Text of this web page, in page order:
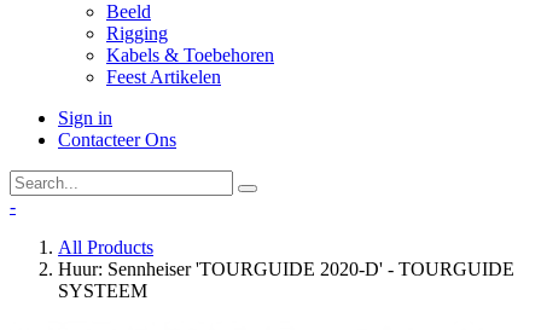
Beeld
Rigging
Kabels & Toebehoren
Feest Artikelen
Sign in
Contacteer Ons
-
All Products
Huur: Sennheiser 'TOURGUIDE 2020-D' - TOURGUIDE
SYSTEEM